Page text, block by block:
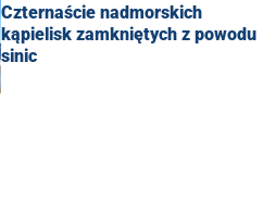
Czternaście nadmorskich
kąpielisk zamkniętych z powodu
sinic